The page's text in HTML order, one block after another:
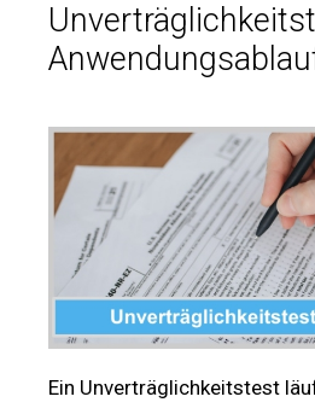
Ein Unverträglichkeitstest